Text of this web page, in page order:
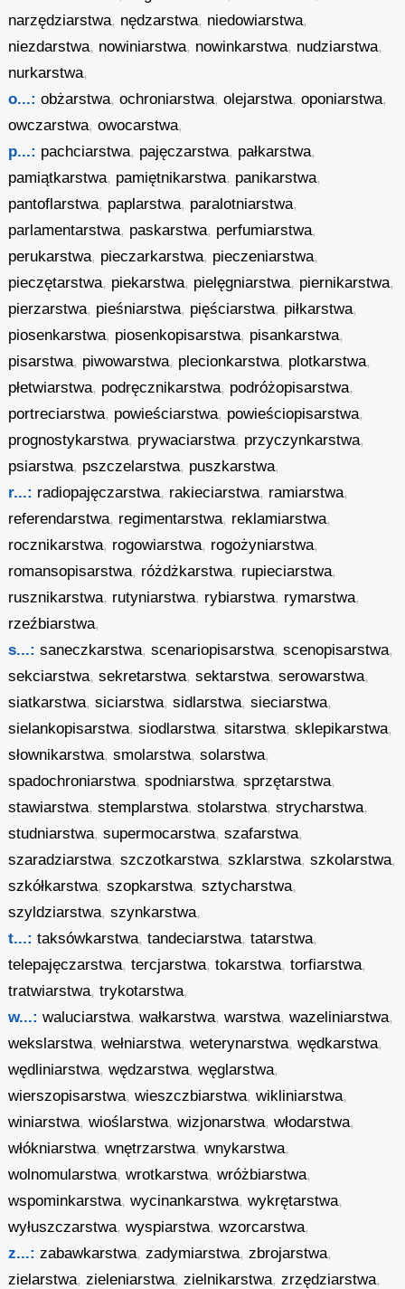
narzędziarstwa, nędzarstwa, niedowiarstwa,
niezdarstwa, nowiniarstwa, nowinkarstwa, nudziarstwa,
nurkarstwa,
o...: obżarstwa,ochroniarstwa,olejarstwa,oponiarstwa,
owczarstwa,owocarstwa,
p...: pachciarstwa, pajęczarstwa, pałkarstwa,
pamiątkarstwa, pamiętnikarstwa, panikarstwa,
pantoflarstwa, paplarstwa, paralotniarstwa,
parlamentarstwa, paskarstwa, perfumiarstwa,
perukarstwa, pieczarkarstwa, pieczeniarstwa,
pieczętarstwa, piekarstwa, pielęgniarstwa, piernikarstwa,
pierzarstwa, pieśniarstwa, pięściarstwa, piłkarstwa,
piosenkarstwa, piosenkopisarstwa, pisankarstwa,
pisarstwa, piwowarstwa, plecionkarstwa, plotkarstwa,
płetwiarstwa, podręcznikarstwa, podróżopisarstwa,
portreciarstwa, powieściarstwa, powieściopisarstwa,
prognostykarstwa, prywaciarstwa, przyczynkarstwa,
psiarstwa, pszczelarstwa, puszkarstwa,
r...: radiopajęczarstwa, rakieciarstwa, ramiarstwa,
referendarstwa, regimentarstwa, reklamiarstwa,
rocznikarstwa, rogowiarstwa, rogożyniarstwa,
romansopisarstwa, różdżkarstwa, rupieciarstwa,
rusznikarstwa, rutyniarstwa, rybiarstwa, rymarstwa,
rzeźbiarstwa,
s...: saneczkarstwa,scenariopisarstwa,scenopisarstwa,
sekciarstwa,sekretarstwa,sektarstwa,serowarstwa,
siatkarstwa,siciarstwa,sidlarstwa,sieciarstwa,
sielankopisarstwa,siodlarstwa,sitarstwa,sklepikarstwa,
słownikarstwa,smolarstwa,solarstwa,
spadochroniarstwa,spodniarstwa,sprzętarstwa,
stawiarstwa,stemplarstwa,stolarstwa,strycharstwa,
studniarstwa,supermocarstwa,szafarstwa,
szaradziarstwa,szczotkarstwa,szklarstwa,szkolarstwa,
szkółkarstwa,szopkarstwa,sztycharstwa,
szyldziarstwa,szynkarstwa,
t...: taksówkarstwa,tandeciarstwa,tatarstwa,
telepajęczarstwa,tercjarstwa,tokarstwa,torfiarstwa,
tratwiarstwa,trykotarstwa,
w...: waluciarstwa,wałkarstwa,warstwa,wazeliniarstwa,
wekslarstwa,wełniarstwa,weterynarstwa,wędkarstwa,
wędliniarstwa,wędzarstwa,węglarstwa,
wierszopisarstwa,wieszczbiarstwa,wikliniarstwa,
winiarstwa,wioślarstwa,wizjonarstwa,włodarstwa,
włókniarstwa,wnętrzarstwa,wnykarstwa,
wolnomularstwa,wrotkarstwa,wróżbiarstwa,
wspominkarstwa,wycinankarstwa,wykrętarstwa,
wyłuszczarstwa,wyspiarstwa,wzorcarstwa,
z...: zabawkarstwa,zadymiarstwa,zbrojarstwa,
zielarstwa,zieleniarstwa,zielnikarstwa,zrzędziarstwa,